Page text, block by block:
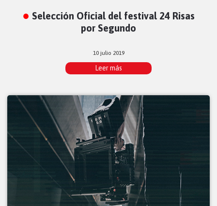
Selección Oficial del festival 24 Risas
por Segundo
10 julio 2019
Leer más